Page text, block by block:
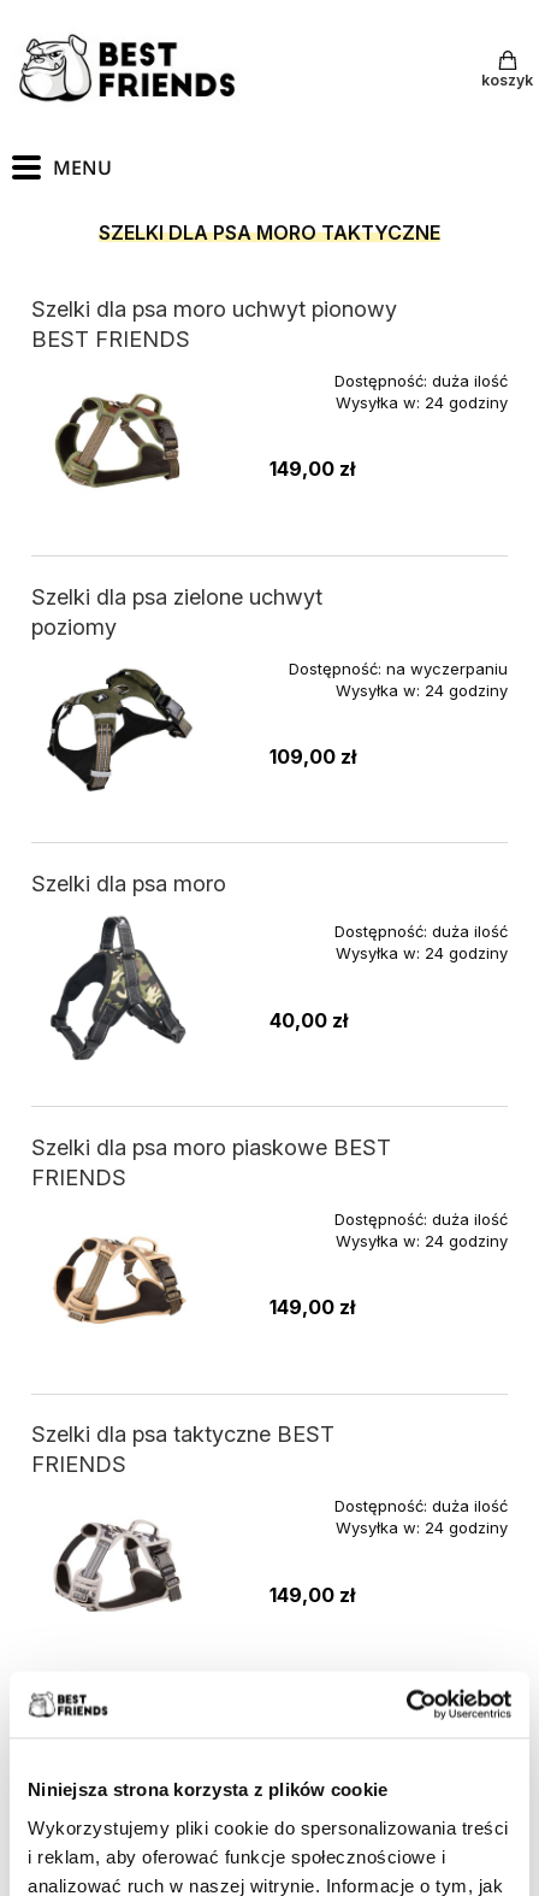
Niniejsza strona korzysta z plików cookie
Wykorzystujemy pliki cookie do spersonalizowania treści
i reklam, aby oferować funkcje społecznościowe i
analizować ruch w naszej witrynie. Informacje o tym, jak
koszyk
SZELKI DLA PSA MORO TAKTYCZNE
Szelki dla psa moro uchwyt pionowy
BEST FRIENDS
Dostępność: duża ilość
Wysyłka w: 24 godziny
149,00 zł
Szelki dla psa zielone uchwyt
poziomy
Dostępność: na wyczerpaniu
Wysyłka w: 24 godziny
109,00 zł
Szelki dla psa moro
Dostępność: duża ilość
Wysyłka w: 24 godziny
40,00 zł
Szelki dla psa moro piaskowe BEST
FRIENDS
Dostępność: duża ilość
Wysyłka w: 24 godziny
149,00 zł
Szelki dla psa taktyczne BEST
FRIENDS
Dostępność: duża ilość
Wysyłka w: 24 godziny
149,00 zł
SZELKI DLA PSA MORO - POŁĄCZENIE
WYTRZYMAŁOŚCI I NOWOCZESNEGO
STYLU